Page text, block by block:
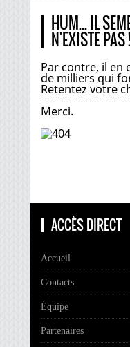
HUM... IL
N'EXISTE PAS
Par contre, il en
de milliers qui
Retentez votre
Merci.
ACCÈS DIRECT
Accueil
Contacts
Équipe
Partenaires